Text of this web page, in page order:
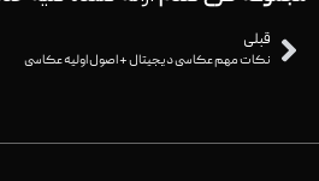
قبلی
نکات مهم عکاسی دیجیتال + اصول اولیه عکاسی